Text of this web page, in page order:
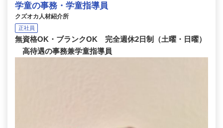
学童の事務・学童指導員
クズオカ人材紹介所
正社員
無資格OK・ブランクOK 完全週休2日制（土曜・日曜）
高待遇の事務兼学童指導員